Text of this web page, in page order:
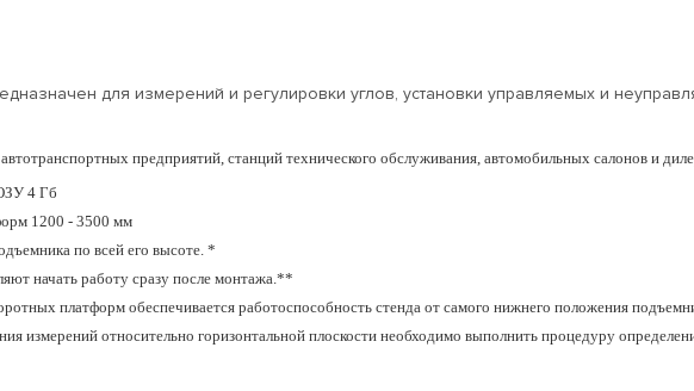
для измерений и регулировки углов, установки управляемых и
предприятий, станций технического обслуживания, автомобильных салонов и
4 Гб
1200 - 3500 мм
по всей его высоте. *
начать работу сразу после монтажа.**
платформ обеспечивается работоспособность стенда от самого нижнего положения
измерений относительно горизонтальной плоскости необходимо выполнить процедуру